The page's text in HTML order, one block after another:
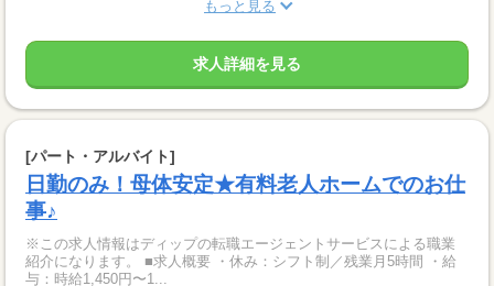
もっと見る
求人詳細を見る
[パート・アルバイト]
日勤のみ！母体安定★有料老人ホームでのお仕
事♪
※この求人情報はディップの転職エージェントサービスによる職業
紹介になります。 ■求人概要 ・休み：シフト制／残業月5時間 ・給
与：時給1,450円〜1...